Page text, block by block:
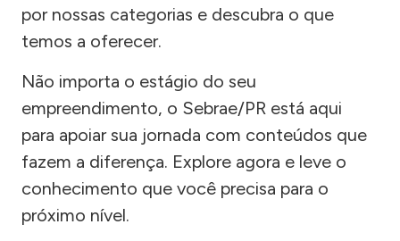
por nossas categorias e descubra o que
temos a oferecer.
Não importa o estágio do seu
empreendimento, o Sebrae/PR está aqui
para apoiar sua jornada com conteúdos que
fazem a diferença. Explore agora e leve o
conhecimento que você precisa para o
próximo nível.